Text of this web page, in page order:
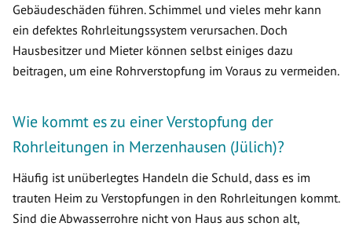
Gebäudeschäden führen. Schimmel und vieles mehr kann
ein defektes Rohrleitungssystem verursachen. Doch
Hausbesitzer und Mieter können selbst einiges dazu
beitragen, um eine Rohrverstopfung im Voraus zu vermeiden.
Wie kommt es zu einer Verstopfung der
Rohrleitungen in Merzenhausen (Jülich)?
Häufig ist unüberlegtes Handeln die Schuld, dass es im
trauten Heim zu Verstopfungen in den Rohrleitungen kommt.
Sind die Abwasserrohre nicht von Haus aus schon alt,